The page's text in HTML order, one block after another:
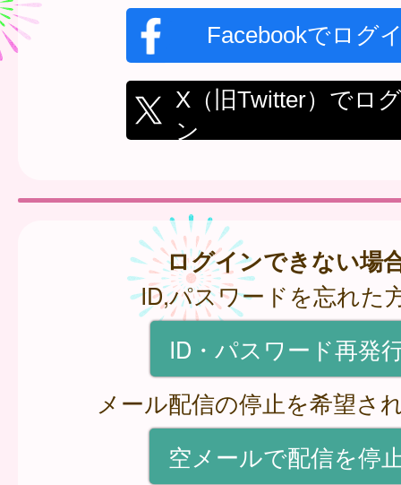
Facebookでログ
X（旧Twitter）でロ
ン
ログインできない場
ID,パスワードを忘れた
ID・パスワード再発
メール配信の停止を希望さ
空メールで配信を停